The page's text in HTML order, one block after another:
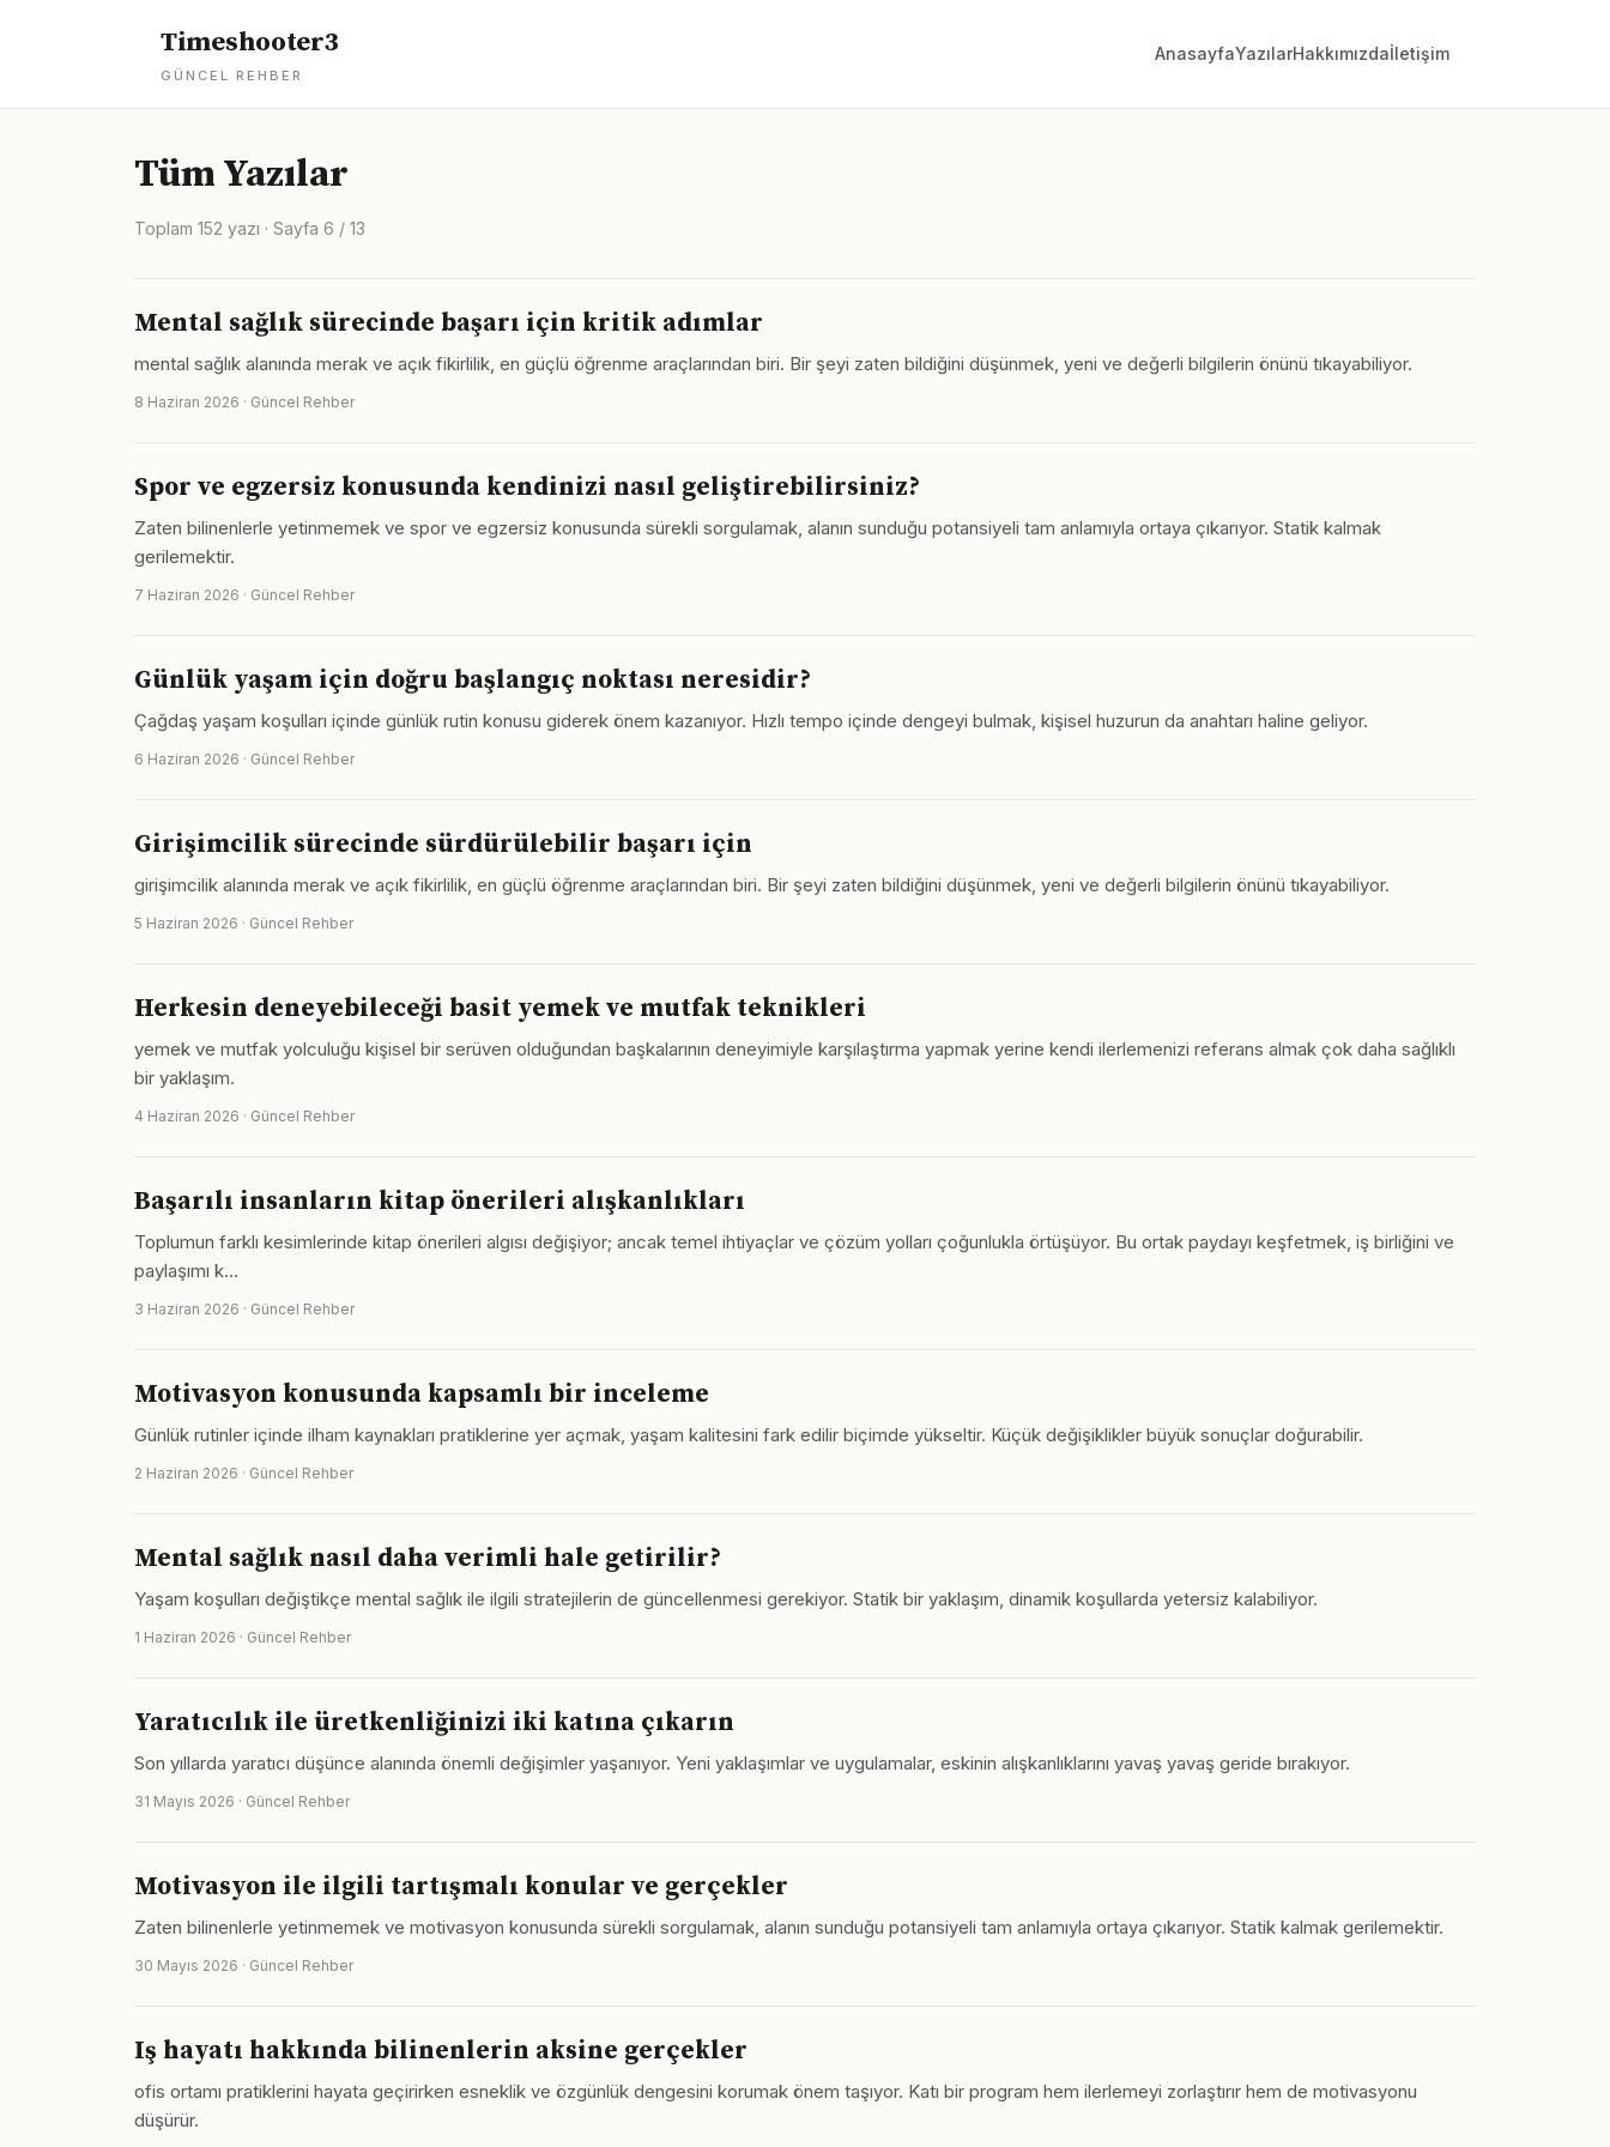
Timeshooter3
GÜNCEL REHBER
AnasayfaYazılarHakkımızdaİletişim
Tüm Yazılar
Toplam 152 yazı · Sayfa 6 / 13
Mental sağlık sürecinde başarı için kritik adımlar
mental sağlık alanında merak ve açık fikirlilik, en güçlü öğrenme araçlarından biri. Bir şeyi zaten bildiğini düşünmek, yeni ve değerli bilgilerin önünü tıkayabiliyor.
8 Haziran 2026 · Güncel Rehber
Spor ve egzersiz konusunda kendinizi nasıl geliştirebilirsiniz?
Zaten bilinenlerle yetinmemek ve spor ve egzersiz konusunda sürekli sorgulamak, alanın sunduğu potansiyeli tam anlamıyla ortaya çıkarıyor. Statik kalmak
gerilemektir.
7 Haziran 2026 · Güncel Rehber
Günlük yaşam için doğru başlangıç noktası neresidir?
Çağdaş yaşam koşulları içinde günlük rutin konusu giderek önem kazanıyor. Hızlı tempo içinde dengeyi bulmak, kişisel huzurun da anahtarı haline geliyor.
6 Haziran 2026 · Güncel Rehber
Girişimcilik sürecinde sürdürülebilir başarı için
girişimcilik alanında merak ve açık fikirlilik, en güçlü öğrenme araçlarından biri. Bir şeyi zaten bildiğini düşünmek, yeni ve değerli bilgilerin önünü tıkayabiliyor.
5 Haziran 2026 · Güncel Rehber
Herkesin deneyebileceği basit yemek ve mutfak teknikleri
yemek ve mutfak yolculuğu kişisel bir serüven olduğundan başkalarının deneyimiyle karşılaştırma yapmak yerine kendi ilerlemenizi referans almak çok daha sağlıklı
bir yaklaşım.
4 Haziran 2026 · Güncel Rehber
Başarılı insanların kitap önerileri alışkanlıkları
Toplumun farklı kesimlerinde kitap önerileri algısı değişiyor; ancak temel ihtiyaçlar ve çözüm yolları çoğunlukla örtüşüyor. Bu ortak paydayı keşfetmek, iş birliğini ve
paylaşımı k…
3 Haziran 2026 · Güncel Rehber
Motivasyon konusunda kapsamlı bir inceleme
Günlük rutinler içinde ilham kaynakları pratiklerine yer açmak, yaşam kalitesini fark edilir biçimde yükseltir. Küçük değişiklikler büyük sonuçlar doğurabilir.
2 Haziran 2026 · Güncel Rehber
Mental sağlık nasıl daha verimli hale getirilir?
Yaşam koşulları değiştikçe mental sağlık ile ilgili stratejilerin de güncellenmesi gerekiyor. Statik bir yaklaşım, dinamik koşullarda yetersiz kalabiliyor.
1 Haziran 2026 · Güncel Rehber
Yaratıcılık ile üretkenliğinizi iki katına çıkarın
Son yıllarda yaratıcı düşünce alanında önemli değişimler yaşanıyor. Yeni yaklaşımlar ve uygulamalar, eskinin alışkanlıklarını yavaş yavaş geride bırakıyor.
31 Mayıs 2026 · Güncel Rehber
Motivasyon ile ilgili tartışmalı konular ve gerçekler
Zaten bilinenlerle yetinmemek ve motivasyon konusunda sürekli sorgulamak, alanın sunduğu potansiyeli tam anlamıyla ortaya çıkarıyor. Statik kalmak gerilemektir.
30 Mayıs 2026 · Güncel Rehber
Iş hayatı hakkında bilinenlerin aksine gerçekler
ofis ortamı pratiklerini hayata geçirirken esneklik ve özgünlük dengesini korumak önem taşıyor. Katı bir program hem ilerlemeyi zorlaştırır hem de motivasyonu
düşürür.